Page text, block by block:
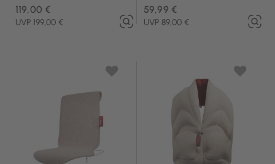
119,00 €
UVP 199,00 €
59,99 €
UVP 89,00 €